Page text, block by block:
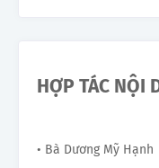
HỢP TÁC NỘI
• Bà Dương Mỹ Hạnh